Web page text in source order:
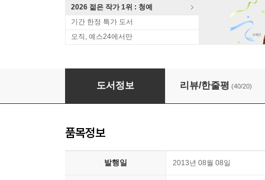
2026 젊은 작가 1위 : 청예
기간 한정 특가 도서
오직, 예스24에서만
실내인간
도서정보 리뷰/한줄평 (40/20)
품목정보
발행일 2013년 08월 08일